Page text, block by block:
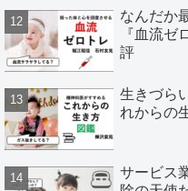
なんだか
『血流ゼ
評
生きづら
れからの
サービス